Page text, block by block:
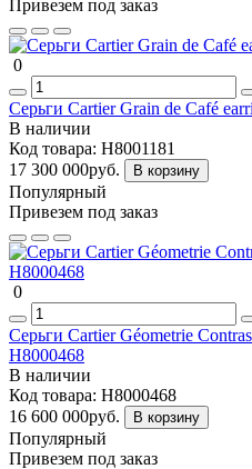
Привезем под заказ
0
Серьги Cartier Grain de Café
В наличии
Код товара: H8001181
17 300 000руб.
В корзину
Популярный
Привезем под заказ
0
Серьги Cartier Géometrie
H8000468
В наличии
Код товара: H8000468
16 600 000руб.
В корзину
Популярный
Привезем под заказ